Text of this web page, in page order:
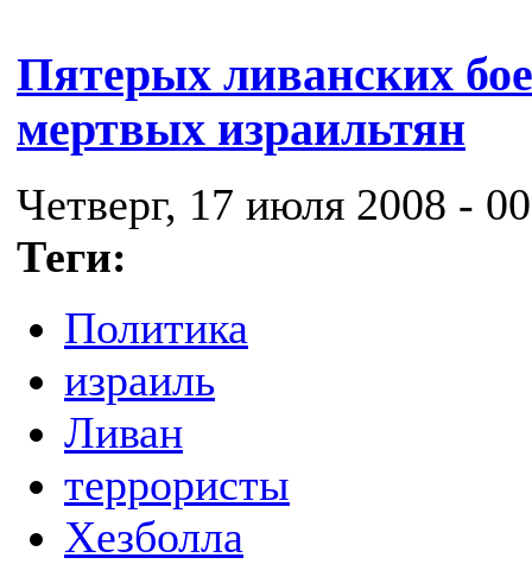
Пятерых ливанских
мертвых израильтян
Четверг, 17 июля 2008 -
Теги:
Политика
израиль
Ливан
террористы
Хезболла